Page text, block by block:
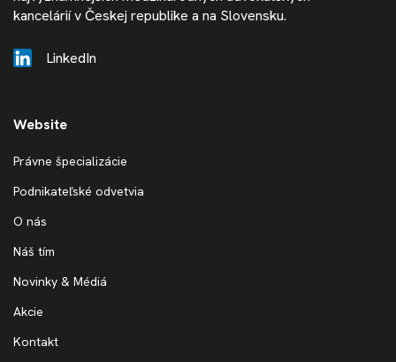
kancelárií v Českej republike a na Slovensku.
LinkedIn
Website
Právne špecializácie
Podnikateľské odvetvia
O nás
Náš tím
Novinky & Médiá
Akcie
Kontakt